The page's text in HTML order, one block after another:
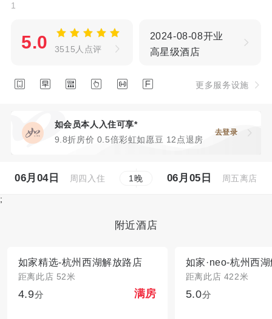
1
5.0 3515人点评
2024-08-08开业
高星级酒店
      更多服务设施
如会员本人入住可享*
9.8折房价 0.5倍彩虹如愿豆 12点退房
去登录
06月04日 周四入住 1晚 06月05日 周五离店
;
附近酒店
如家精选-杭州西湖解放路店
距离此店 52米
4.9分 满房
距离此店 422米
5.0分